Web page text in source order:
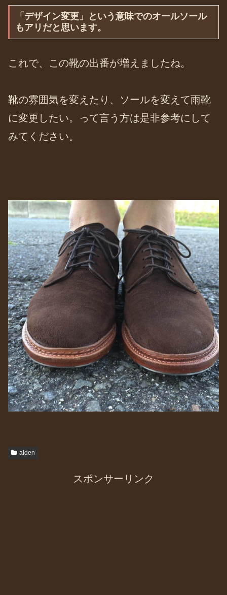
「デザイン変更」という意味でのオールソール
もアリだと思います。
これで、この靴の出番が増えましたね。
靴の雰囲気を変えたり、ソールを変えて雨靴
に変更したい。って言う方は是非参考にして
みてください。
alden
スポンサーリンク